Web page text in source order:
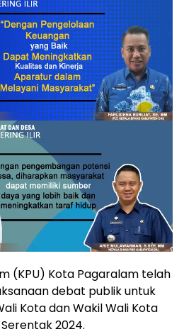
(KPU) Kota Pagaralam telah
debat publik untuk
Kota dan Wakil Wali Kota
2024.